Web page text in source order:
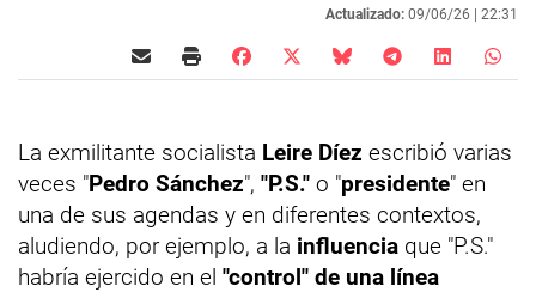
Actualizado: 09/06/26 | 22:31
La exmilitante socialista Leire Díez escribió varias
veces "Pedro Sánchez", "P.S." o "presidente" en
una de sus agendas y en diferentes contextos,
aludiendo, por ejemplo, a la influencia que "P.S."
habría ejercido en el "control" de una línea